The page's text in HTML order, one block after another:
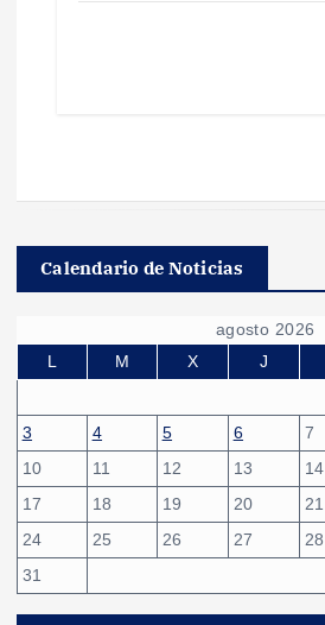
Calendario de Noticias
agosto 2026
L
M X J
3
4 5 6 7
10
11 12 13 14
17
18 19 20 21
24
25 26 27 28
31